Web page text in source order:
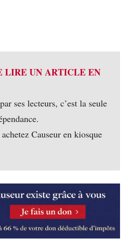
LIRE UN ARTICLE EN
ses lecteurs, c’est la seule
Causeur en kiosque